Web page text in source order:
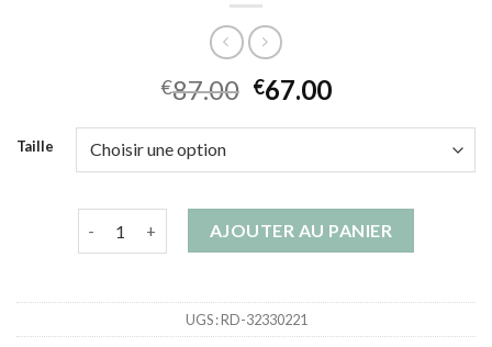
€87.00 €67.00
Taille
AJOUTER AU PANIER
UGS :RD-32330221